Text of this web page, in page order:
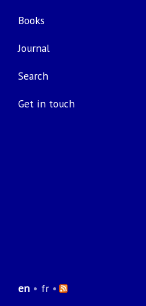
Books
Journal
Search
Get in touch
en • fr •